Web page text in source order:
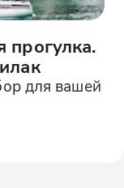
прогулка.
для вашей